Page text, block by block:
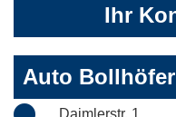
Ihr
Auto Bollhöfer